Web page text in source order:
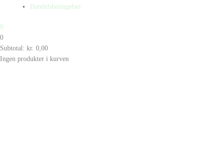
Handelsbetingelser
0
0
Subtotal: kr. 0,00
Ingen produkter i kurven